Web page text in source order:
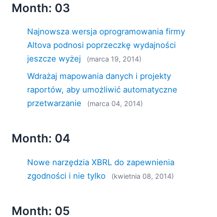
Month: 03
Najnowsza wersja oprogramowania firmy
Altova podnosi poprzeczkę wydajności
jeszcze wyżej
(marca 19, 2014)
Wdrażaj mapowania danych i projekty
raportów, aby umożliwić automatyczne
przetwarzanie
(marca 04, 2014)
Month: 04
Nowe narzędzia XBRL do zapewnienia
zgodności i nie tylko
(kwietnia 08, 2014)
Month: 05